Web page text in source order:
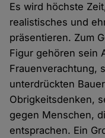
Es wird höchste
realistisches und
präsentieren. Zum
Figur gehören sein
Frauenverachtung,
unterdrückten
Obrigkeitsdenken,
gegen Menschen,
entsprachen. Ein